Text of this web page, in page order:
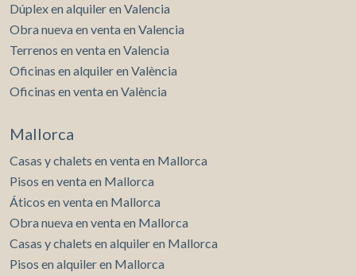
Dúplex en alquiler en Valencia
Obra nueva en venta en Valencia
Terrenos en venta en Valencia
Oficinas en alquiler en València
Oficinas en venta en València
Mallorca
Casas y chalets en venta en Mallorca
Pisos en venta en Mallorca
Áticos en venta en Mallorca
Obra nueva en venta en Mallorca
Casas y chalets en alquiler en Mallorca
Pisos en alquiler en Mallorca